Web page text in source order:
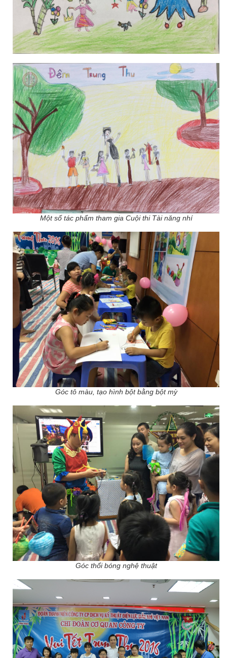
Một số tác phẩm tham gia Cuội thi Tài năng nhí
Góc tô màu, tạo hình bột bằng bột mỳ
Góc thổi bóng nghệ thuật